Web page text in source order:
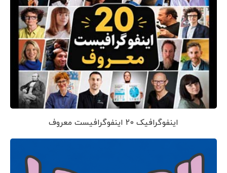
اینفوگرافیک 20 اینفوگرافیست معروف